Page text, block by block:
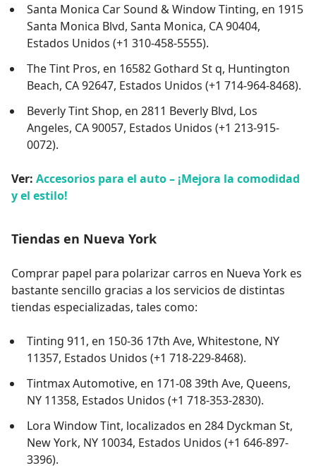
Santa Monica Car Sound & Window Tinting, en 1915
Santa Monica Blvd, Santa Monica, CA 90404,
Estados Unidos (+1 310-458-5555).
The Tint Pros, en 16582 Gothard St q, Huntington
Beach, CA 92647, Estados Unidos (+1 714-964-8468).
Beverly Tint Shop, en 2811 Beverly Blvd, Los
Angeles, CA 90057, Estados Unidos (+1 213-915-
0072).
Ver: Accesorios para el auto – ¡Mejora la comodidad
y el estilo!
Tiendas en Nueva York
Comprar papel para polarizar carros en Nueva York es
bastante sencillo gracias a los servicios de distintas
tiendas especializadas, tales como:
Tinting 911, en 150-36 17th Ave, Whitestone, NY
11357, Estados Unidos (+1 718-229-8468).
Tintmax Automotive, en 171-08 39th Ave, Queens,
NY 11358, Estados Unidos (+1 718-353-2830).
Lora Window Tint, localizados en 284 Dyckman St,
New York, NY 10034, Estados Unidos (+1 646-897-
3396).